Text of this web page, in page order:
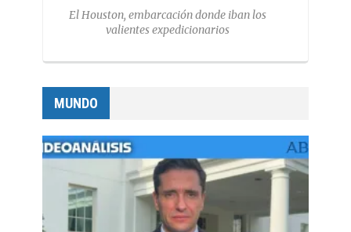
El Houston, embarcación donde iban los
valientes expedicionarios
MUNDO